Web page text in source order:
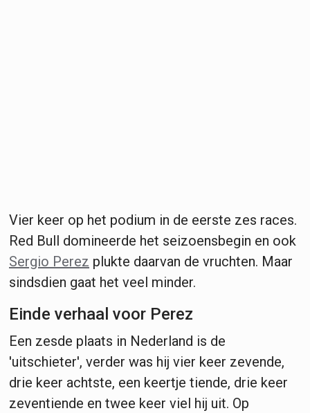
Vier keer op het podium in de eerste zes races.
Red Bull domineerde het seizoensbegin en ook
Sergio Perez plukte daarvan de vruchten. Maar
sindsdien gaat het veel minder.
Einde verhaal voor Perez
Een zesde plaats in Nederland is de
'uitschieter', verder was hij vier keer zevende,
drie keer achtste, een keertje tiende, drie keer
zeventiende en twee keer viel hij uit. Op